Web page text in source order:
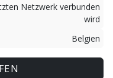
Netzwerk verbunden
wird
Belgien